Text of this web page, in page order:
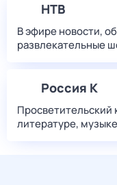
НТВ
В эфире новости,
развлекательные
Россия К
Просветительский
литературе,